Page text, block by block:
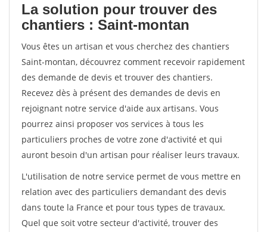
La solution pour trouver des
chantiers : Saint-montan
Vous êtes un artisan et vous cherchez des chantiers
Saint-montan, découvrez comment recevoir rapidement
des demande de devis et trouver des chantiers.
Recevez dès à présent des demandes de devis en
rejoignant notre service d'aide aux artisans. Vous
pourrez ainsi proposer vos services à tous les
particuliers proches de votre zone d'activité et qui
auront besoin d'un artisan pour réaliser leurs travaux.
L'utilisation de notre service permet de vous mettre en
relation avec des particuliers demandant des devis
dans toute la France et pour tous types de travaux.
Quel que soit votre secteur d'activité, trouver des